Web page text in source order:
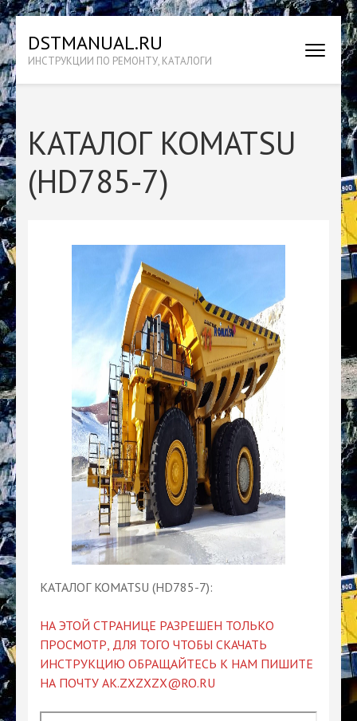
Перейти
к
содержимому
(нажмите
Enter)
DSTMANUAL.RU
ИНСТРУКЦИИ ПО РЕМОНТУ, КАТАЛОГИ
КАТАЛОГ KOMATSU
(HD785-7)
КАТАЛОГ KOMATSU (HD785-7):
НА ЭТОЙ СТРАНИЦЕ РАЗРЕШЕН ТОЛЬКО
ПРОСМОТР, ДЛЯ ТОГО ЧТОБЫ СКАЧАТЬ
ИНСТРУКЦИЮ ОБРАЩАЙТЕСЬ К НАМ ПИШИТЕ
НА ПОЧТУ AK.ZXZXZX@RO.RU